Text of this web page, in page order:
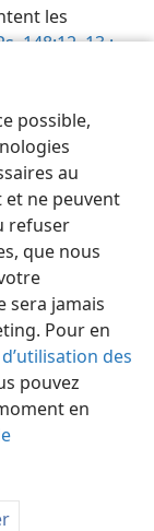
possible,
au
ne peuvent
refuser
que nous
sera jamais
Pour en
des
pouvez
en
les
148:12, 13 ;
sagesse la
of Pennsylvania
Se connecter